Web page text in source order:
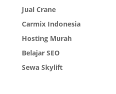
Jual Crane
Carmix Indonesia
Hosting Murah
Belajar SEO
Sewa Skylift